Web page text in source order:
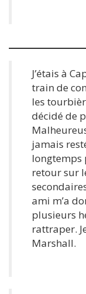
J’étais à
train de
les
décidé de
jamais
longtemps
retour sur
ami m’a
plusieurs
rattraper.
Marshall.